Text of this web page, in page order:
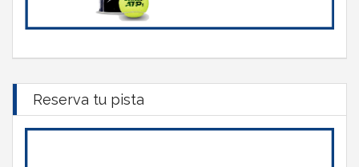
Reserva tu pista